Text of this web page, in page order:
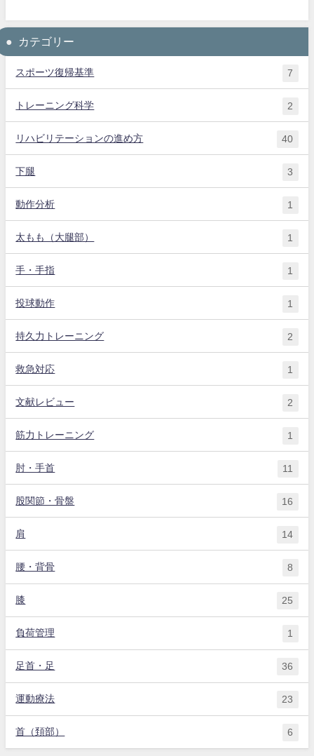
カテゴリー
スポーツ復帰基準 7
トレーニング科学 2
リハビリテーションの進め方 40
下腿 3
動作分析 1
太もも（大腿部） 1
手・手指 1
投球動作 1
持久力トレーニング 2
救急対応 1
文献レビュー 2
筋力トレーニング 1
肘・手首 11
股関節・骨盤 16
肩 14
腰・背骨 8
膝 25
負荷管理 1
足首・足 36
運動療法 23
首（頚部） 6